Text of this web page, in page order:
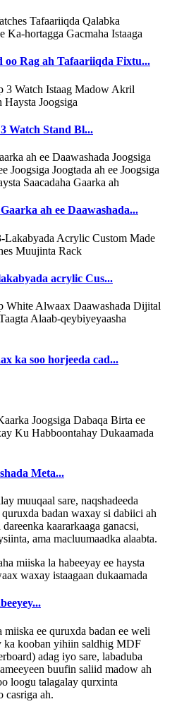
oo Rag ah Tafaariiqda Fixtu...
Watch Stand Bl...
ah ee Daawashada...
acrylic Cus...
ka soo horjeeda cad...
Meta...
muuqaal sare, naqshadeeda
quruxda badan waxay si dabiici ah
kaararkaaga ganacsi,
ama macluumaadka alaabta.
miiska ee quruxda badan ee weli
ka kooban yihiin saldhig MDF
adag iyo sare, labaduba
buufin saliid madow ah
loogu talagalay qurxinta
casriga ah.